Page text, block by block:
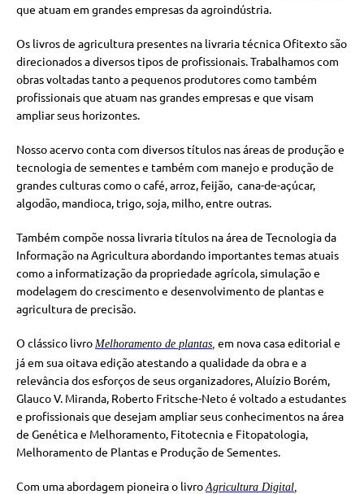
que atuam em grandes empresas da agroindústria.
Os livros de agricultura presentes na livraria técnica Ofitexto são
direcionados a diversos tipos de profissionais. Trabalhamos com
obras voltadas tanto a pequenos produtores como também
profissionais que atuam nas grandes empresas e que visam
ampliar seus horizontes.
Nosso acervo conta com diversos títulos nas áreas de produção e
tecnologia de sementes e também com manejo e produção de
grandes culturas como o café, arroz, feijão, cana-de-açúcar,
algodão, mandioca, trigo, soja, milho, entre outras.
Também compõe nossa livraria títulos na área de Tecnologia da
Informação na Agricultura abordando importantes temas atuais
como a informatização da propriedade agrícola, simulação e
modelagem do crescimento e desenvolvimento de plantas e
agricultura de precisão.
O clássico livro Melhoramento de plantas, em nova casa editorial e
já em sua oitava edição atestando a qualidade da obra e a
relevância dos esforços de seus organizadores, Aluízio Borém,
Glauco V. Miranda, Roberto Fritsche-Neto é voltado a estudantes
e profissionais que desejam ampliar seus conhecimentos na área
de Genética e Melhoramento, Fitotecnia e Fitopatologia,
Melhoramento de Plantas e Produção de Sementes.
Com uma abordagem pioneira o livro Agricultura Digital,